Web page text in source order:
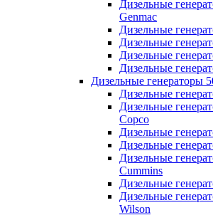
Дизельные
Genmac
Дизельные
Дизельные
Дизельные
Дизельные
Дизельные генераторы
Дизельные
Дизельные
Copco
Дизельные
Дизельные
Дизельные
Cummins
Дизельные
Дизельные
Wilson